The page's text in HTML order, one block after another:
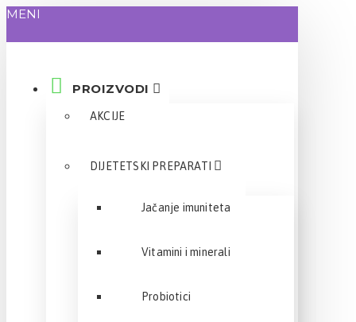
MENI
PROIZVODI
AKCIJE
DIJETETSKI PREPARATI
Jačanje imuniteta
Vitamini i minerali
Probiotici